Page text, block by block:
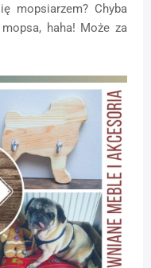
mopsiarzem? Chyba
haha! Może za